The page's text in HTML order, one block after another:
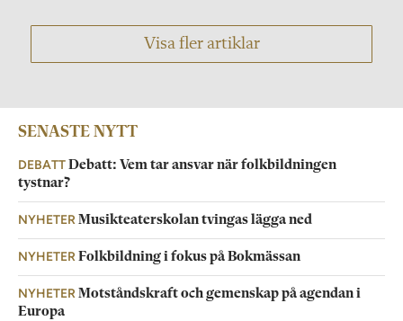
Visa fler artiklar
SENASTE NYTT
DEBATTDebatt: Vem tar ansvar när folkbildningen
tystnar?
NYHETER Musikteaterskolan tvingas lägga ned
NYHETER Folkbildning i fokus på Bokmässan
NYHETER Motståndskraft och gemenskap på agendan i
Europa